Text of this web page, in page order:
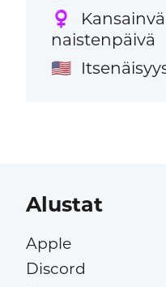
♀️
naistenpäivä
🇺🇸
Alustat
Apple
Discord